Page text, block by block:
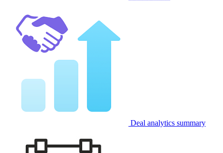
Deal analytics summary